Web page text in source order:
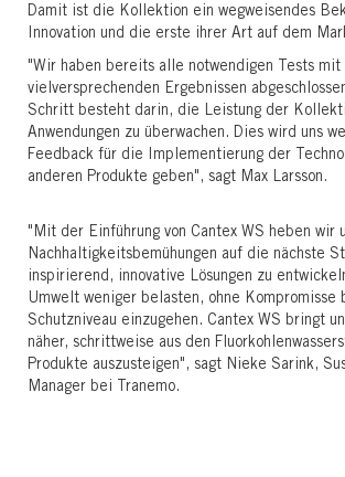
Damit ist die Kollektion ein wegweisendes
Innovation und die erste ihrer Art auf dem
"Wir haben bereits alle notwendigen Tests mit
vielversprechenden Ergebnissen
Schritt besteht darin, die Leistung der
Anwendungen zu überwachen. Dies wird uns
Feedback für die Implementierung der
anderen Produkte geben", sagt Max Larsson.
"Mit der Einführung von Cantex WS heben wir
Nachhaltigkeitsbemühungen auf die nächste
inspirierend, innovative Lösungen zu
Umwelt weniger belasten, ohne Kompromisse
Schutzniveau einzugehen. Cantex WS bringt
näher, schrittweise aus den
Produkte auszusteigen", sagt Nieke Sarink,
Manager bei Tranemo.